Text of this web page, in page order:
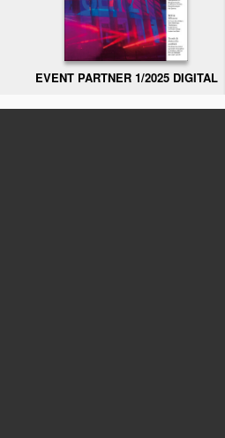
EVENT PARTNER 1/2025 DIGITAL